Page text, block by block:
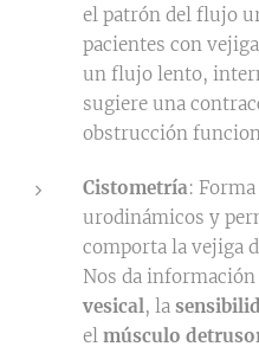
el patrón del flujo
pacientes con
un flujo lento,
sugiere una
obstrucción
Cistometría:
urodinámicos y
comporta la vejiga
Nos da información
vesical, la
el músculo